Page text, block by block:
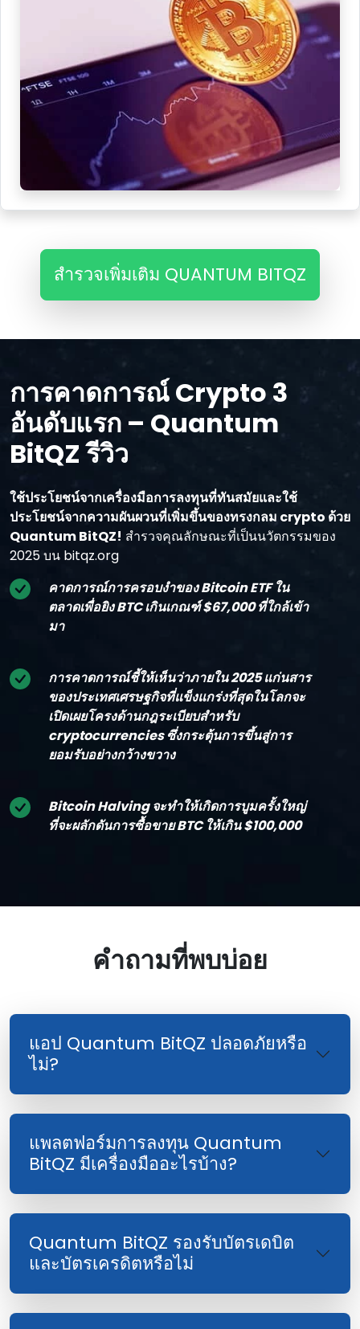
สํารวจเพิ่มเติม QUANTUM BITQZ
การคาดการณ์ Crypto 3
อันดับแรก – Quantum
BitQZ รีวิว
ใช้ประโยชน์จากเครื่องมือการลงทุนที่ทันสมัยและใช้
ประโยชน์จากความผันผวนที่เพิ่มขึ้นของทรงกลม crypto ด้วย
Quantum BitQZ! สํารวจคุณลักษณะที่เป็นนวัตกรรมของ
2025 บน bitqz.org
คาดการณ์การครอบงําของ Bitcoin ETF ใน
ตลาดเพื่อยิง BTC เกินเกณฑ์ $67,000 ที่ใกล้เข้า
มา
การคาดการณ์ชี้ให้เห็นว่าภายใน 2025 แก่นสาร
ของประเทศเศรษฐกิจที่แข็งแกร่งที่สุดในโลกจะ
เปิดเผยโครงด้านกฎระเบียบสําหรับ
cryptocurrencies ซึ่งกระตุ้นการขึ้นสู่การ
ยอมรับอย่างกว้างขวาง
Bitcoin Halving จะทําให้เกิดการบูมครั้งใหญ่
ที่จะผลักดันการซื้อขาย BTC ให้เกิน $100,000
คําถามที่พบบ่อย
แอป Quantum BitQZ ปลอดภัยหรือ
ไม่?
แพลตฟอร์มการลงทุน Quantum
BitQZ มีเครื่องมืออะไรบ้าง?
Quantum BitQZ รองรับบัตรเดบิต
และบัตรเครดิตหรือไม่